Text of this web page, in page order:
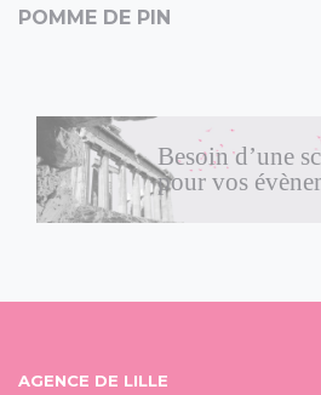
POMME DE PIN
Besoin d’une
pour vos
AGENCE DE LILLE